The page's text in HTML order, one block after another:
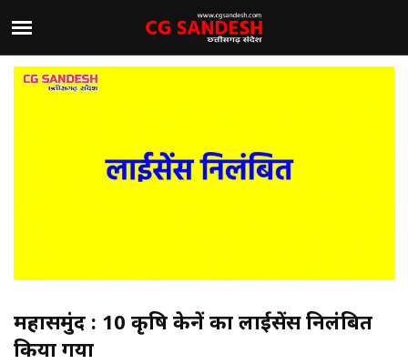
महासमुंद : 10 कृषि केन्द्रों का लाईसेंस निलंबित
किया गया